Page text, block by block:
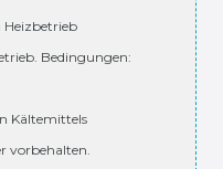
Heizbetrieb
Bedingungen:
Kältemittels
vorbehalten.